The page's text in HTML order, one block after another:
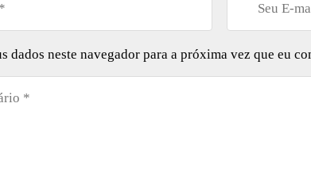
dados neste navegador para a próxima vez que eu